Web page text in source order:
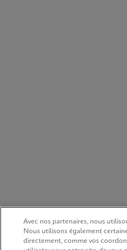
Avec nos partenaires, nous
Nous utilisons également
directement, comme vos